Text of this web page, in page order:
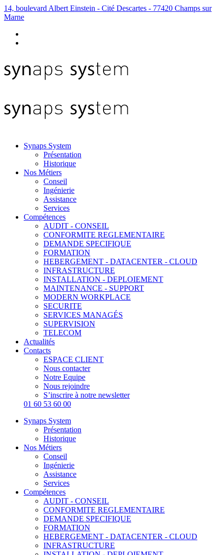
14, boulevard Albert Einstein - Cité Descartes - 77420 Champs sur
Marne
Synaps System
Présentation
Historique
Nos Métiers
Conseil
Ingénierie
Assistance
Services
Compétences
AUDIT - CONSEIL
CONFORMITE REGLEMENTAIRE
DEMANDE SPECIFIQUE
FORMATION
HEBERGEMENT - DATACENTER - CLOUD
INFRASTRUCTURE
INSTALLATION - DEPLOIEMENT
MAINTENANCE - SUPPORT
MODERN WORKPLACE
SECURITE
SERVICES MANAGÉS
SUPERVISION
TELECOM
Actualités
Contacts
ESPACE CLIENT
Nous contacter
Notre Equipe
Nous rejoindre
S’inscrire à notre newsletter
01 60 53 60 00
Synaps System
Présentation
Historique
Nos Métiers
Conseil
Ingénierie
Assistance
Services
Compétences
AUDIT - CONSEIL
CONFORMITE REGLEMENTAIRE
DEMANDE SPECIFIQUE
FORMATION
HEBERGEMENT - DATACENTER - CLOUD
INFRASTRUCTURE